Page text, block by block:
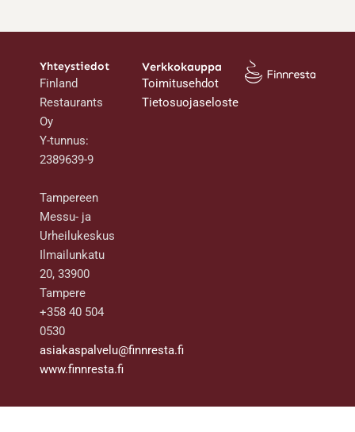
Yhteystiedot
Finland
Restaurants
Oy
Y-tunnus:
2389639-9
Tampereen
Messu- ja
Urheilukeskus
Ilmailunkatu
20, 33900
Tampere
+358 40 504
0530
asiakaspalvelu@finnresta.fi
www.finnresta.fi
Verkkokauppa
Toimitusehdot
Tietosuojaseloste